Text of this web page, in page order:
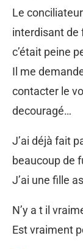
Le conciliateur
interdisant de
c’était peine
Il me
contacter le
decouragé…
J’ai déjà fait
beaucoup de
J’ai une fille
N’y a t il
Est vraiment